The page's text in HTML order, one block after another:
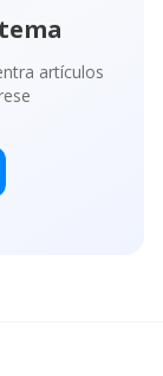
artículos